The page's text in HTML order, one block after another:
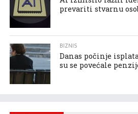
prevariti stvarnu
BIZNIS
Danas počinje
su se povećale